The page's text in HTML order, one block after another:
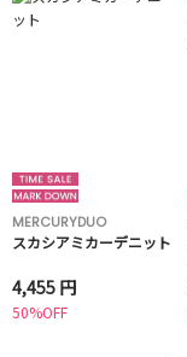
MERCURYDUO
スカシアミカーデニット
4,455 円
50%OFF